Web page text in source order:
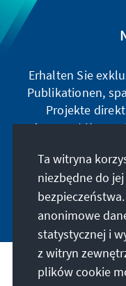
Erhalten Sie
Publikationen,
Projekte
Annegret
auf
Nasza misja
Ta witryna
niezbędne do
anonimowe
statystycznej i
z witryn
plików cookie